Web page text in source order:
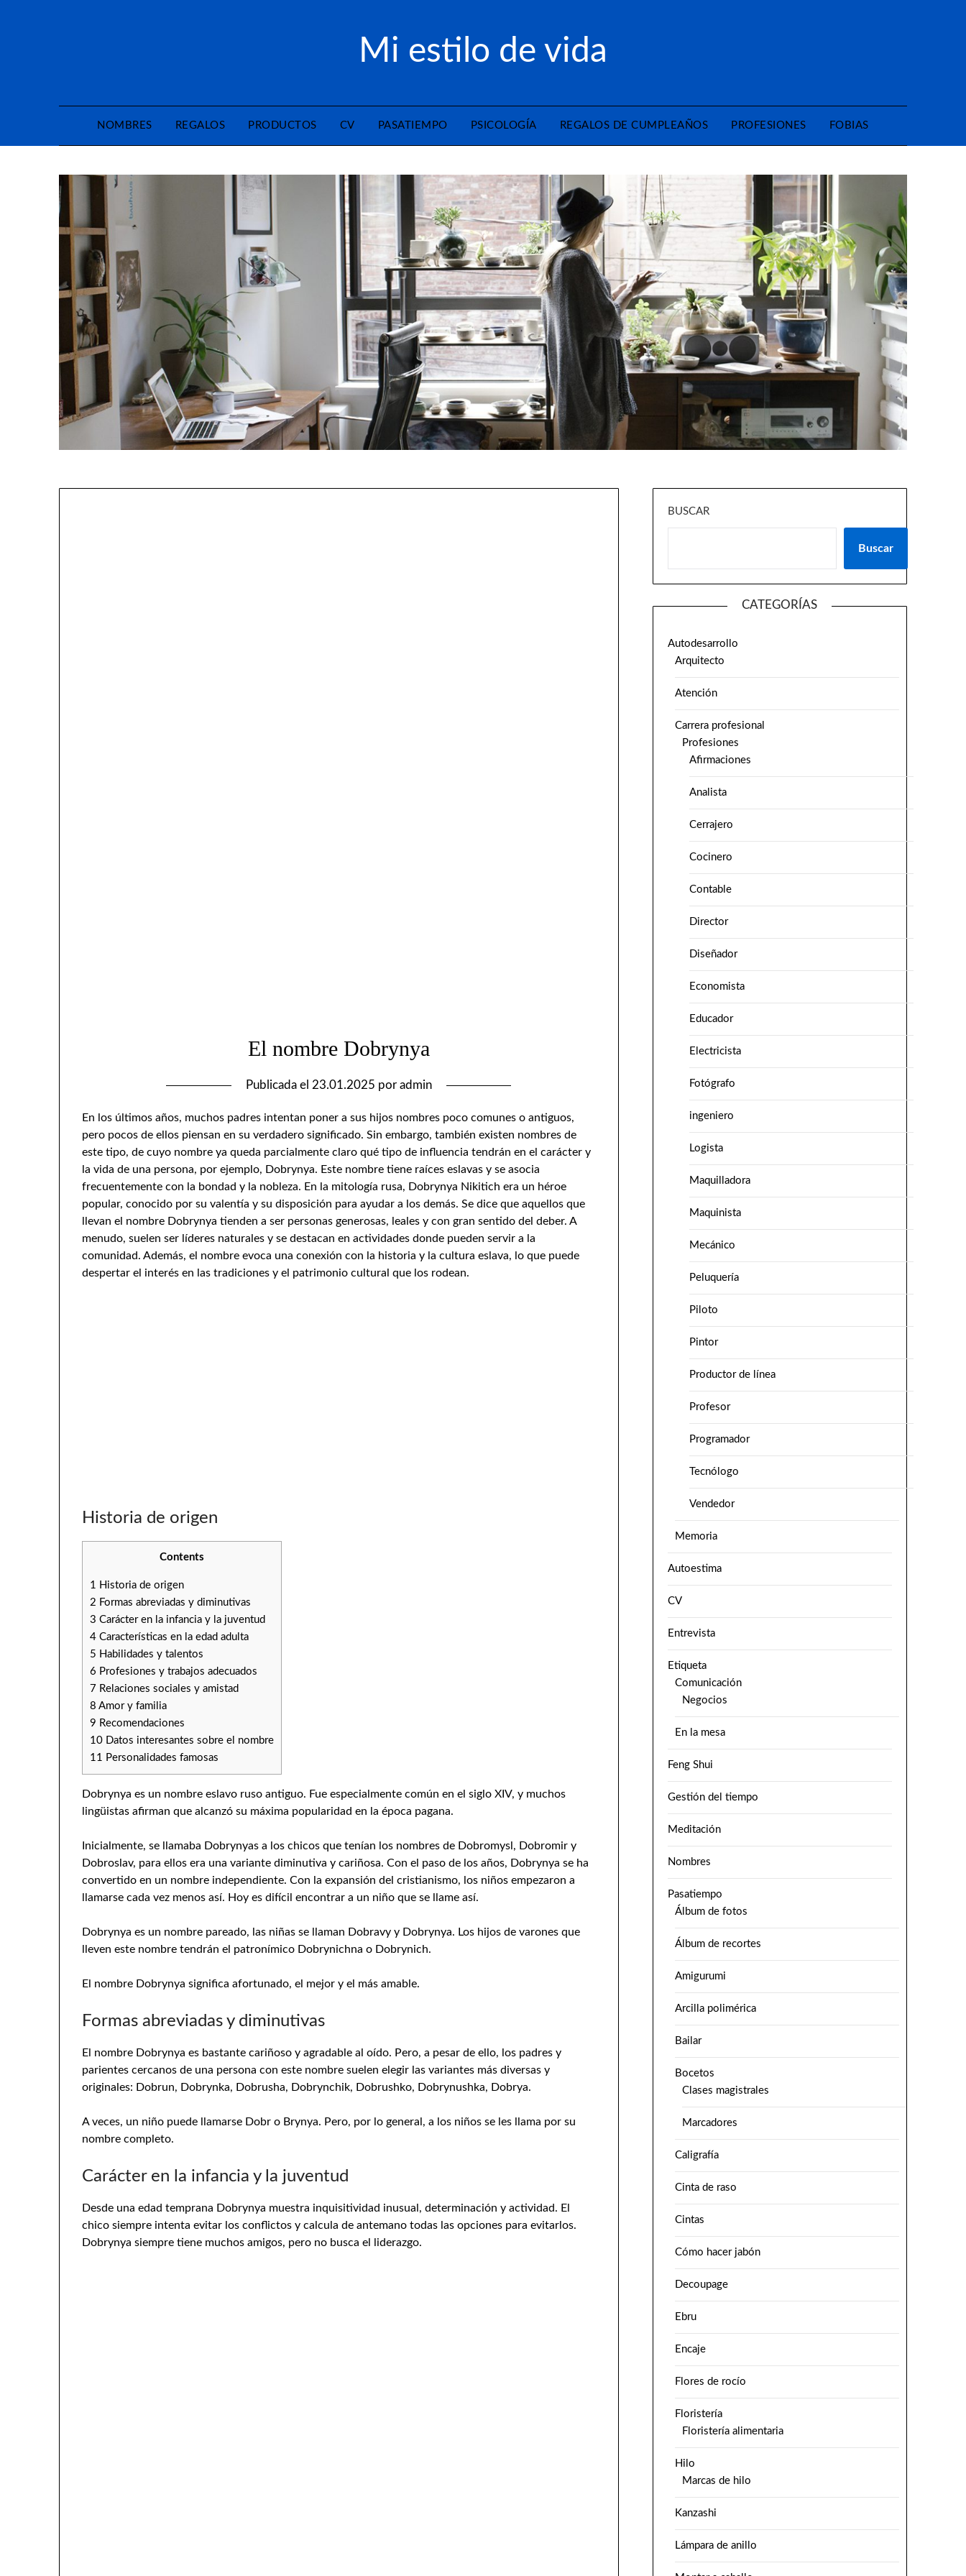
Mi estilo de vida
NOMBRES REGALOS PRODUCTOS CV PASATIEMPO PSICOLOGÍA REGALOS DE CUMPLEAÑOS PROFESIONES FOBIAS
El nombre Dobrynya
Publicada el 23.01.2025 por admin
En los últimos años, muchos padres intentan poner a sus hijos nombres poco comunes o antiguos,
pero pocos de ellos piensan en su verdadero significado. Sin embargo, también existen nombres de
este tipo, de cuyo nombre ya queda parcialmente claro qué tipo de influencia tendrán en el carácter y
la vida de una persona, por ejemplo, Dobrynya. Este nombre tiene raíces eslavas y se asocia
frecuentemente con la bondad y la nobleza. En la mitología rusa, Dobrynya Nikitich era un héroe
popular, conocido por su valentía y su disposición para ayudar a los demás. Se dice que aquellos que
llevan el nombre Dobrynya tienden a ser personas generosas, leales y con gran sentido del deber. A
menudo, suelen ser líderes naturales y se destacan en actividades donde pueden servir a la
comunidad. Además, el nombre evoca una conexión con la historia y la cultura eslava, lo que puede
despertar el interés en las tradiciones y el patrimonio cultural que los rodean.
Historia de origen
Contents
1 Historia de origen
2 Formas abreviadas y diminutivas
3 Carácter en la infancia y la juventud
4 Características en la edad adulta
5 Habilidades y talentos
6 Profesiones y trabajos adecuados
7 Relaciones sociales y amistad
8 Amor y familia
9 Recomendaciones
10 Datos interesantes sobre el nombre
11 Personalidades famosas
Dobrynya es un nombre eslavo ruso antiguo. Fue especialmente común en el siglo XIV, y muchos
lingüistas afirman que alcanzó su máxima popularidad en la época pagana.
Inicialmente, se llamaba Dobrynyas a los chicos que tenían los nombres de Dobromysl, Dobromir y
Dobroslav, para ellos era una variante diminutiva y cariñosa. Con el paso de los años, Dobrynya se ha
convertido en un nombre independiente. Con la expansión del cristianismo, los niños empezaron a
llamarse cada vez menos así. Hoy es difícil encontrar a un niño que se llame así.
Dobrynya es un nombre pareado, las niñas se llaman Dobravy y Dobrynya. Los hijos de varones que
lleven este nombre tendrán el patronímico Dobrynichna o Dobrynich.
El nombre Dobrynya significa afortunado, el mejor y el más amable.
Formas abreviadas y diminutivas
El nombre Dobrynya es bastante cariñoso y agradable al oído. Pero, a pesar de ello, los padres y
parientes cercanos de una persona con este nombre suelen elegir las variantes más diversas y
originales: Dobrun, Dobrynka, Dobrusha, Dobrynchik, Dobrushko, Dobrynushka, Dobrya.
A veces, un niño puede llamarse Dobr o Brynya. Pero, por lo general, a los niños se les llama por su
nombre completo.
Carácter en la infancia y la juventud
Desde una edad temprana Dobrynya muestra inquisitividad inusual, determinación y actividad. El
chico siempre intenta evitar los conflictos y calcula de antemano todas las opciones para evitarlos.
Dobrynya siempre tiene muchos amigos, pero no busca el liderazgo.
BUSCAR
Buscar
CATEGORÍAS
Autodesarrollo
Arquitecto
Atención
Carrera profesional
Profesiones
Afirmaciones
Analista
Cerrajero
Cocinero
Contable
Director
Diseñador
Economista
Educador
Electricista
Fotógrafo
ingeniero
Logista
Maquilladora
Maquinista
Mecánico
Peluquería
Piloto
Pintor
Productor de línea
Profesor
Programador
Tecnólogo
Vendedor
Memoria
Autoestima
CV
Entrevista
Etiqueta
Comunicación
Negocios
En la mesa
Feng Shui
Gestión del tiempo
Meditación
Nombres
Pasatiempo
Álbum de fotos
Álbum de recortes
Amigurumi
Arcilla polimérica
Bailar
Bocetos
Clases magistrales
Marcadores
Caligrafía
Cinta de raso
Cintas
Cómo hacer jabón
Decoupage
Ebru
Encaje
Flores de rocío
Floristería
Floristería alimentaria
Hilo
Marcas de hilo
Kanzashi
Lámpara de anillo